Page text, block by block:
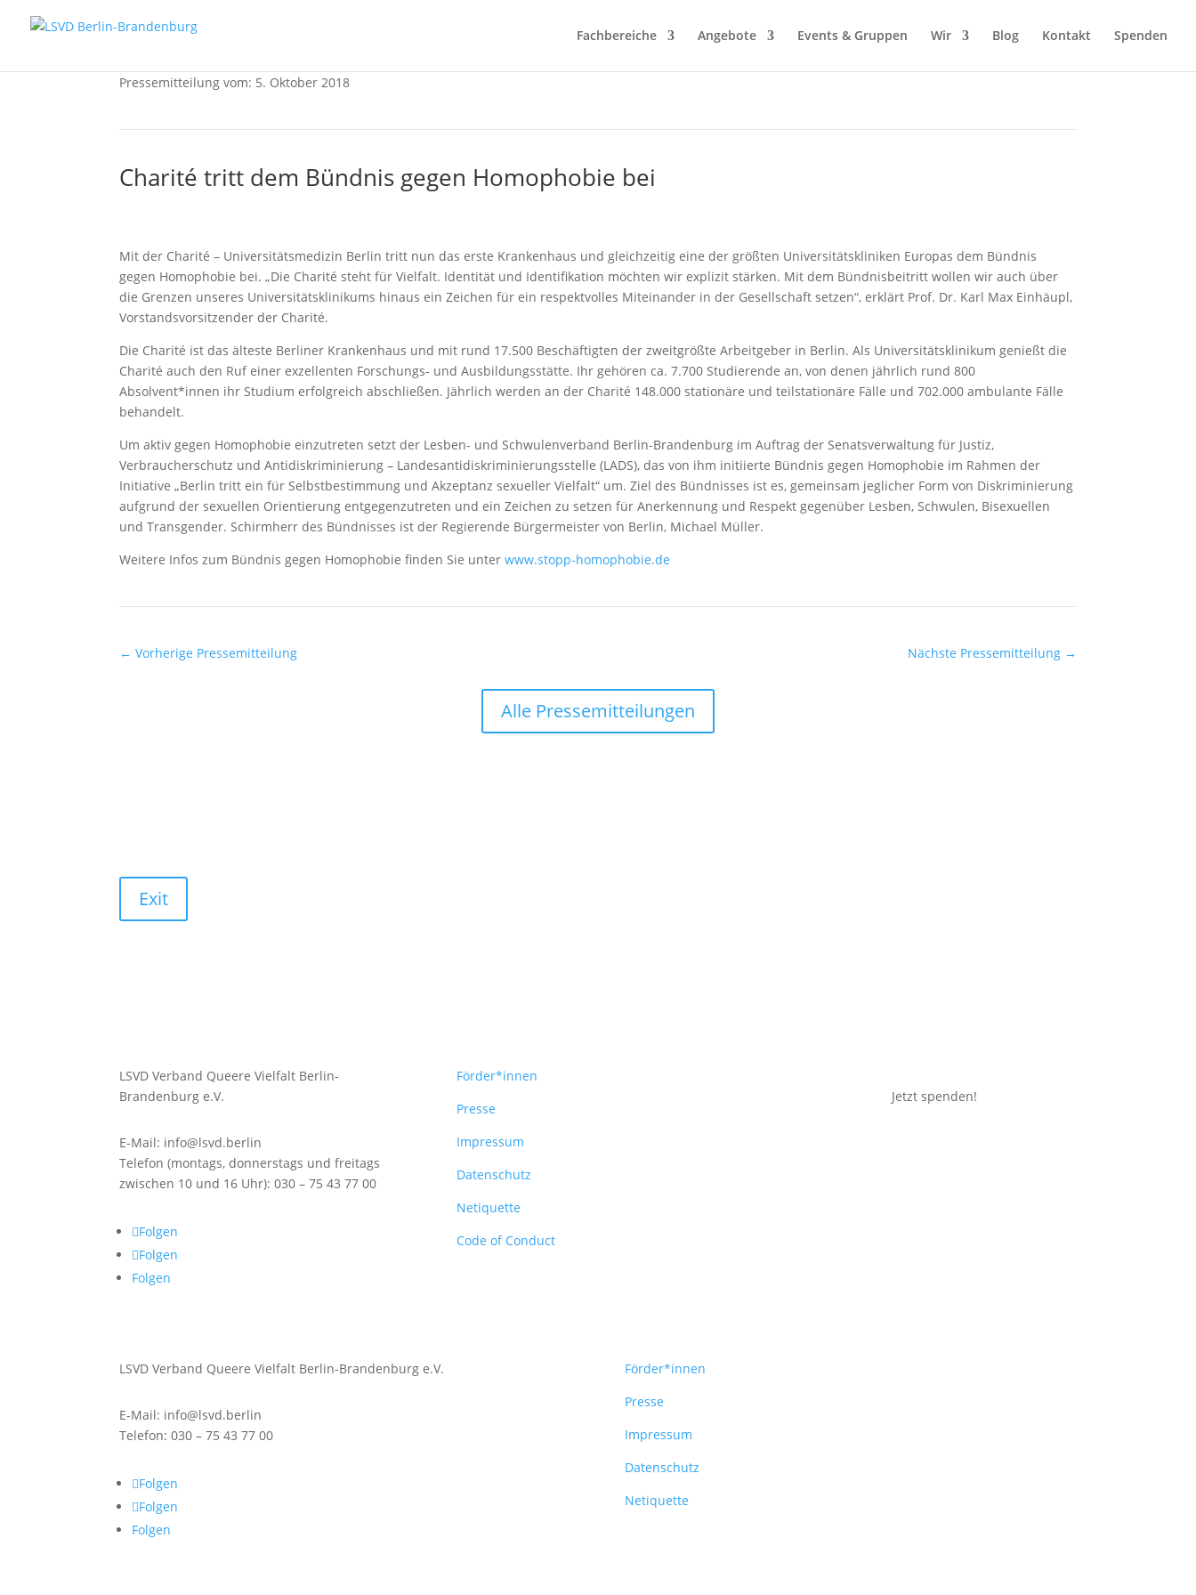
Fachbereiche Angebote Events & Gruppen Wir Blog Kontakt Spenden
Pressemitteilung vom: 5. Oktober 2018
Charité tritt dem Bündnis gegen Homophobie bei
Mit der Charité – Universitätsmedizin Berlin tritt nun das erste Krankenhaus und gleichzeitig eine der größten Universitätskliniken Europas dem Bündnis
gegen Homophobie bei. „Die Charité steht für Vielfalt. Identität und Identifikation möchten wir explizit stärken. Mit dem Bündnisbeitritt wollen wir auch über
die Grenzen unseres Universitätsklinikums hinaus ein Zeichen für ein respektvolles Miteinander in der Gesellschaft setzen“, erklärt Prof. Dr. Karl Max Einhäupl,
Vorstandsvorsitzender der Charité.
Die Charité ist das älteste Berliner Krankenhaus und mit rund 17.500 Beschäftigten der zweitgrößte Arbeitgeber in Berlin. Als Universitätsklinikum genießt die
Charité auch den Ruf einer exzellenten Forschungs- und Ausbildungsstätte. Ihr gehören ca. 7.700 Studierende an, von denen jährlich rund 800
Absolvent*innen ihr Studium erfolgreich abschließen. Jährlich werden an der Charité 148.000 stationäre und teilstationäre Fälle und 702.000 ambulante Fälle
behandelt.
Um aktiv gegen Homophobie einzutreten setzt der Lesben- und Schwulenverband Berlin-Brandenburg im Auftrag der Senatsverwaltung für Justiz,
Verbraucherschutz und Antidiskriminierung – Landesantidiskriminierungsstelle (LADS), das von ihm initiierte Bündnis gegen Homophobie im Rahmen der
Initiative „Berlin tritt ein für Selbstbestimmung und Akzeptanz sexueller Vielfalt“ um. Ziel des Bündnisses ist es, gemeinsam jeglicher Form von Diskriminierung
aufgrund der sexuellen Orientierung entgegenzutreten und ein Zeichen zu setzen für Anerkennung und Respekt gegenüber Lesben, Schwulen, Bisexuellen
und Transgender. Schirmherr des Bündnisses ist der Regierende Bürgermeister von Berlin, Michael Müller.
Weitere Infos zum Bündnis gegen Homophobie finden Sie unterwww.stopp-homophobie.de
←Vorherige Pressemitteilung Nächste Pressemitteilung→
Alle Pressemitteilungen
Exit
LSVD Verband Queere Vielfalt Berlin-
Brandenburg e.V.
E-Mail: info@lsvd.berlin
Telefon (montags, donnerstags und freitags
zwischen 10 und 16 Uhr): 030 – 75 43 77 00
Folgen
Folgen
Folgen
Förder*innen
Presse
Impressum
Datenschutz
Netiquette
Code of Conduct
Jetzt spenden!
LSVD Verband Queere Vielfalt Berlin-Brandenburg e.V.
E-Mail: info@lsvd.berlin
Telefon: 030 – 75 43 77 00
Folgen
Folgen
Folgen
Förder*innen
Presse
Impressum
Datenschutz
Netiquette